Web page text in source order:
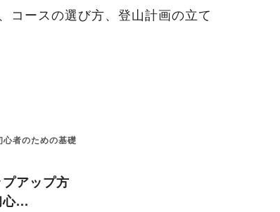
コースの選び方、登山計画の立て
者のための基礎
アップ方
...